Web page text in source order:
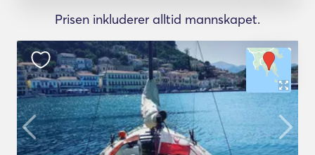
Prisen inkluderer alltid mannskapet.